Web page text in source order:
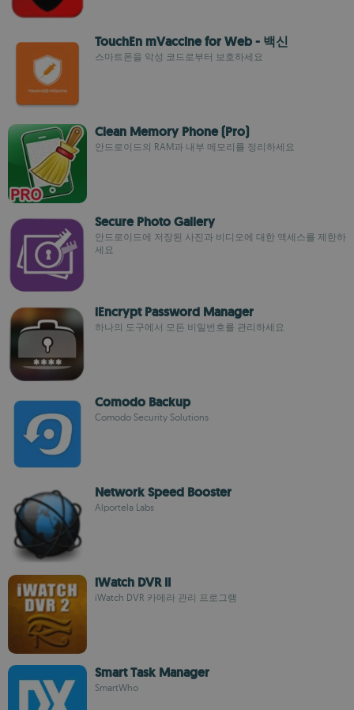
TouchEn mVaccine for Web - 백신
스마트폰을 악성 코드로부터 보호하세요
Clean Memory Phone (Pro)
안드로이드의 RAM과 내부 메모리를 정리하세요
Secure Photo Gallery
안드로이드에 저장된 사진과 비디오에 대한 액세스를 제한하
세요
iEncrypt Password Manager
하나의 도구에서 모든 비밀번호를 관리하세요
Comodo Backup
Comodo Security Solutions
Network Speed Booster
Alportela Labs
iWatch DVR II
iWatch DVR 카메라 관리 프로그램
Smart Task Manager
SmartWho